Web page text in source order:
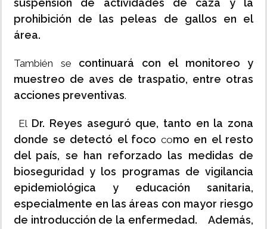
suspensión de actividades de caza y la
prohibición de las peleas de gallos en el
área.
También se continuará con el monitoreo y
muestreo de aves de traspatio, entre otras
acciones preventivas.
El Dr. Reyes aseguró que, tanto en la zona
donde se detectó el foco como en el resto
del país, se han reforzado las medidas de
bioseguridad y los programas de vigilancia
epidemiológica y educación sanitaria,
especialmente en las áreas con mayor riesgo
de introducción de la enfermedad. Además,